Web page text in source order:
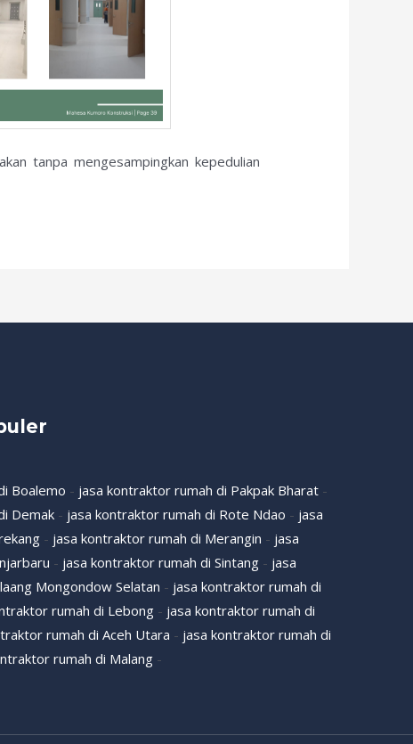
tanpa mengesampingkan kepedulian
Boalemo - jasa kontraktor rumah di Pakpak Bharat -
Demak - jasa kontraktor rumah di Rote Ndao - jasa
- jasa kontraktor rumah di Merangin - jasa
- jasa kontraktor rumah di Sintang - jasa
Mongondow Selatan - jasa kontraktor rumah di
rumah di Lebong - jasa kontraktor rumah di
rumah di Aceh Utara - jasa kontraktor rumah di
rumah di Malang -